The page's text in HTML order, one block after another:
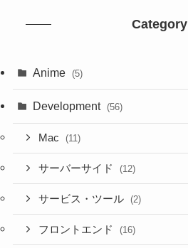
Category
Anime (5)
Development (56)
Mac (11)
サーバーサイド (12)
サービス・ツール (2)
フロントエンド (16)